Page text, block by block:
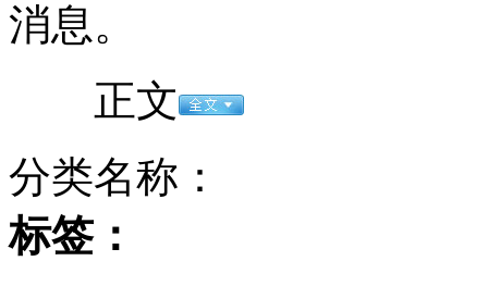
银行天价账单:96页纸收费4700块
宁波惊现"保时捷出租车"?
大学生"洗脚妹"讲述"难言之隐"
消息。
正文
分类名称：
标签：